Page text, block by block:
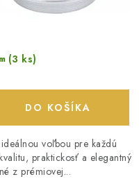
(3 ks)
DO KOŠÍKA
voľbou pre každú
praktickosť a elegantný
z prémiovej...